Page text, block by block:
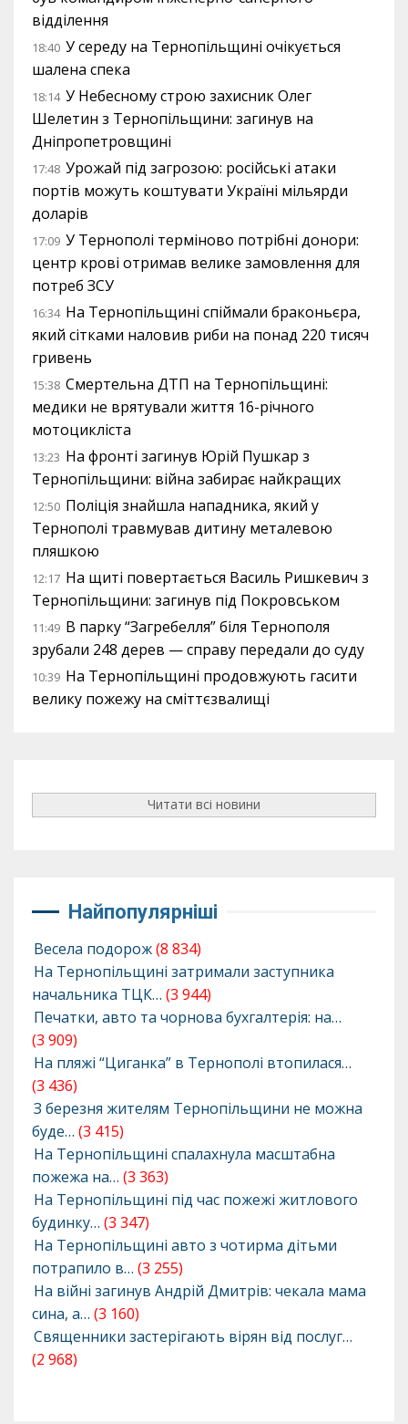
відділення
18:40 У середу на Тернопільщині очікується
шалена спека
18:14 У Небесному строю захисник Олег
Шелетин з Тернопільщини: загинув на
Дніпропетровщині
17:48 Урожай під загрозою: російські атаки
портів можуть коштувати Україні мільярди
доларів
17:09 У Тернополі терміново потрібні донори:
центр крові отримав велике замовлення для
потреб ЗСУ
16:34 На Тернопільщині спіймали браконьєра,
який сітками наловив риби на понад 220 тисяч
гривень
15:38 Смертельна ДТП на Тернопільщині:
медики не врятували життя 16-річного
мотоцикліста
13:23 На фронті загинув Юрій Пушкар з
Тернопільщини: війна забирає найкращих
12:50 Поліція знайшла нападника, який у
Тернополі травмував дитину металевою
пляшкою
12:17 На щиті повертається Василь Ришкевич з
Тернопільщини: загинув під Покровськом
11:49 В парку “Загребелля” біля Тернополя
зрубали 248 дерев — справу передали до суду
10:39 На Тернопільщині продовжують гасити
велику пожежу на сміттєзвалищі
Читати всі новини
Найпопулярніші
Весела подорож(8 834)
На Тернопільщині затримали заступника
начальника ТЦК… (3 944)
Печатки, авто та чорнова бухгалтерія: на…
(3 909)
На пляжі “Циганка” в Тернополі втопилася…
(3 436)
З березня жителям Тернопільщини не можна
буде… (3 415)
На Тернопільщині спалахнула масштабна
пожежа на… (3 363)
На Тернопільщині під час пожежі житлового
будинку… (3 347)
На Тернопільщині авто з чотирма дітьми
потрапило в… (3 255)
На війні загинув Андрій Дмитрів: чекала мама
сина, а… (3 160)
Священники застерігають вірян від послуг…
(2 968)